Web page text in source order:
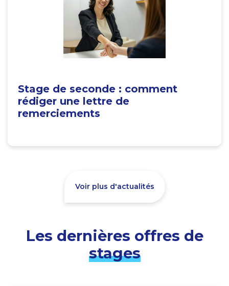
Stage de seconde : comment
rédiger une lettre de
remerciements
Voir plus d'actualités
Les dernières offres de
stages